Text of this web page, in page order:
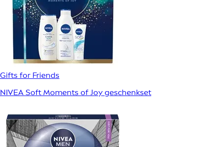
Gifts for Friends
NIVEA Soft Moments of Joy geschenkset